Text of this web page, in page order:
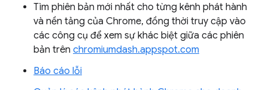
Tìm phiên bản mới nhất cho từng kênh phát hành
và nền tảng của Chrome, đồng thời truy cập vào
các công cụ để xem sự khác biệt giữa các phiên
bản trên chromiumdash.appspot.com
Báo cáo lỗi